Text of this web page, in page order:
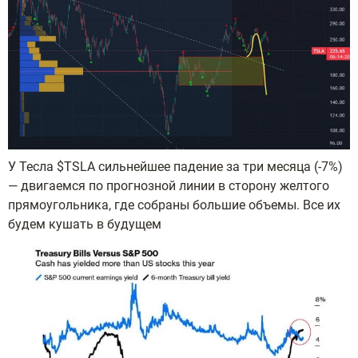
У Тесла $TSLA сильнейшее падение за три месяца (-7%)
— двигаемся по прогнозной линии в сторону желтого
прямоугольника, где собраны большие объемы. Все их
будем кушать в будущем